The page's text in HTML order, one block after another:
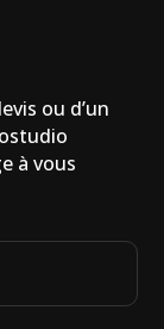
ou d’un
à vous